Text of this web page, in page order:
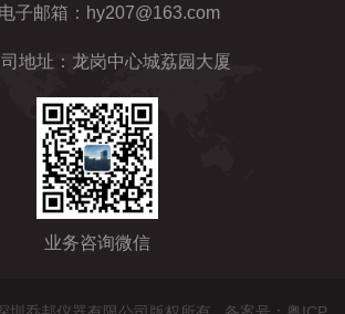
电子邮箱： hy207@163.com
地址：龙岗中心城荔园大厦
业务咨询微信